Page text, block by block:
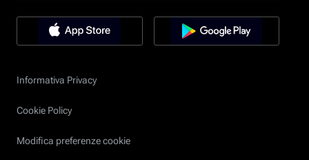
Informativa Privacy
Cookie Policy
Modifica preferenze cookie